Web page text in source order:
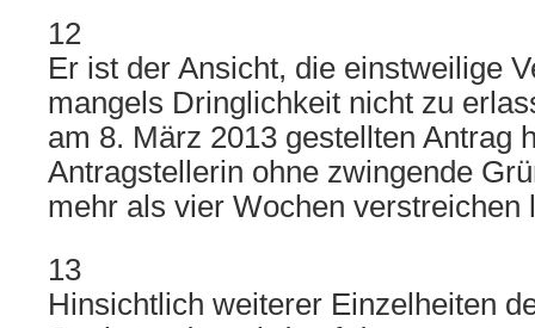
12
Er ist der Ansicht, die einstweilige
mangels Dringlichkeit nicht zu
am 8. März 2013 gestellten Antrag
Antragstellerin ohne zwingende
mehr als vier Wochen verstreichen
13
Hinsichtlich weiterer Einzelheiten